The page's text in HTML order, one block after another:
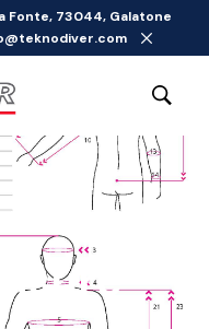
Fonte, 73044, Galatone